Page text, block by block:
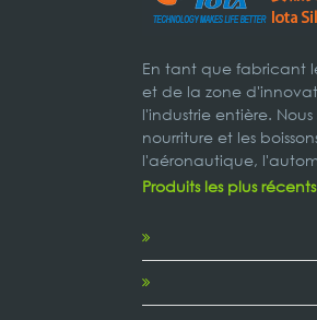
En tant que fabricant
et de la zone
l'industrie entière.
nourriture et les
l'aéronautique,
Produits les plus récents